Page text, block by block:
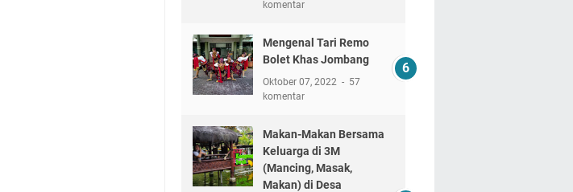
komentar
Mengenal Tari Remo
Bolet Khas Jombang
Oktober 07, 2022
57
komentar
Makan-Makan Bersama
Keluarga di 3M
(Mancing, Masak,
Makan) di Desa